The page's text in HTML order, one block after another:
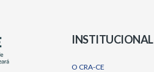
INSTITUCIONAL
O CRA-CE